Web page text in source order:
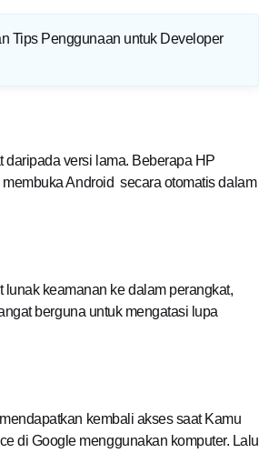
Tips Penggunaan untuk Developer
daripada versi lama. Beberapa HP
Android secara otomatis dalam
keamanan ke dalam perangkat,
berguna untuk mengatasi lupa
kembali akses saat Kamu
di Google menggunakan komputer. Lalu